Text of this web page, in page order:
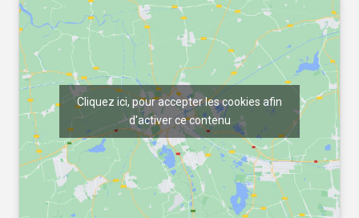
Cliquez ici, pour accepter les cookies afin
d'activer ce contenu